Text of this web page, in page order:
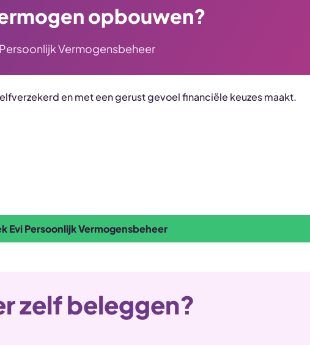
opbouwen?
Vermogensbeheer
en met een gerust gevoel financiële keuzes maakt.
Evi Persoonlijk Vermogensbeheer
zelf beleggen?